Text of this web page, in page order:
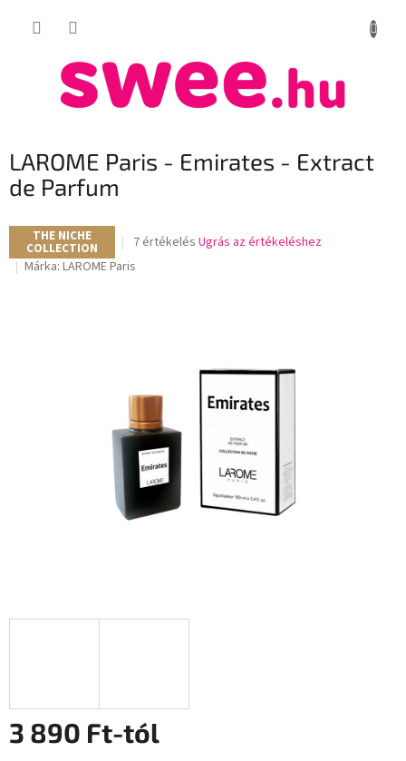
KOSÁR
LAROME Paris - Emirates - Extract
de Parfum
THE NICHE
COLLECTION
A
átlagos
7 értékelés Ugrás az értékeléshez
Márka: LAROME Paris
3 890 Ft-tól